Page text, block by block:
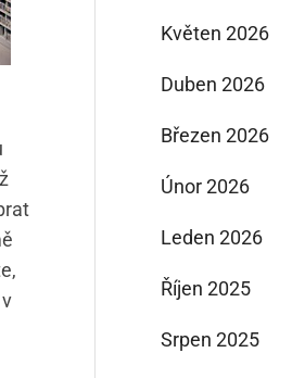
Květen 2026
Duben 2026
Březen 2026
Únor 2026
Leden 2026
Říjen 2025
Srpen 2025